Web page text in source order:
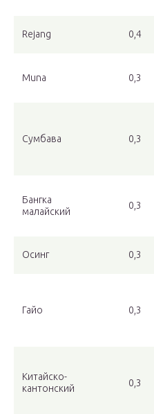
Rejang 0,4
Muna 0,3
Сумбава 0,3
Бангка
малайский
0,3
Осинг 0,3
Гайо 0,3
Китайско-
кантонский
0,3